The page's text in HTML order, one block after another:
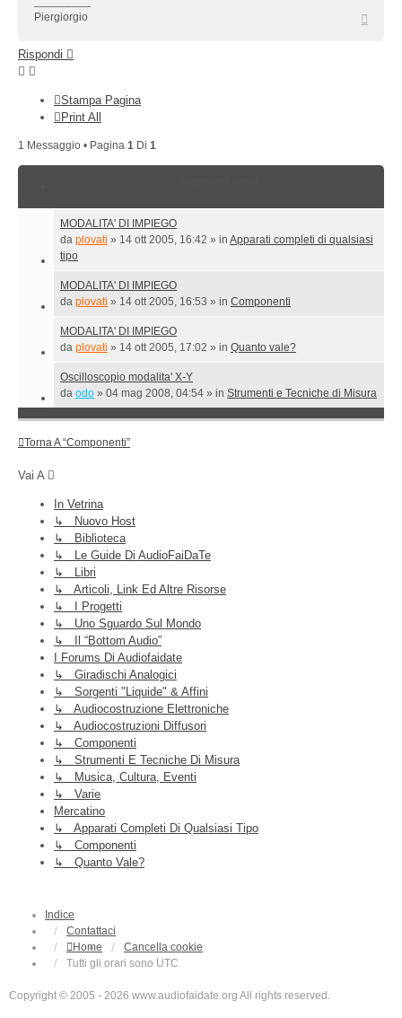
Piergiorgio
Rispondi
Stampa Pagina
Print All
1 Messaggio • Pagina 1 Di 1
MODALITA' DI IMPIEGO
da plovati » 14 ott 2005, 16:42 » in Apparati completi di qualsiasi
tipo
MODALITA' DI IMPIEGO
da plovati » 14 ott 2005, 16:53 » in Componenti
MODALITA' DI IMPIEGO
da plovati » 14 ott 2005, 17:02 » in Quanto vale?
Oscilloscopio modalita' X-Y
da odo » 04 mag 2008, 04:54 » in Strumenti e Tecniche di Misura
Torna A “Componenti”
Vai A
In Vetrina
↳ Nuovo Host
↳ Biblioteca
↳ Le Guide Di AudioFaiDaTe
↳ Libri
↳ Articoli, Link Ed Altre Risorse
↳ I Progetti
↳ Uno Sguardo Sul Mondo
↳ Il “Bottom Audio”
I Forums Di Audiofaidate
↳ Giradischi Analogici
↳ Sorgenti "liquide" & Affini
↳ Audiocostruzione Elettroniche
↳ Audiocostruzioni Diffusori
↳ Componenti
↳ Strumenti E Tecniche Di Misura
↳ Musica, Cultura, Eventi
↳ Varie
Mercatino
↳ Apparati Completi Di Qualsiasi Tipo
↳ Componenti
↳ Quanto Vale?
Indice
Contattaci
Home
Cancella cookie
Tutti gli orari sono UTC
Copyright © 2005 - 2026 www.audiofaidate.org All rights reserved.